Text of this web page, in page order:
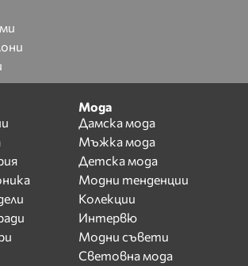
Мода
Дамска мода
Мъжка мода
Детска мода
Модни тенденции
Колекции
Интервю
Модни съвети
Световна мода